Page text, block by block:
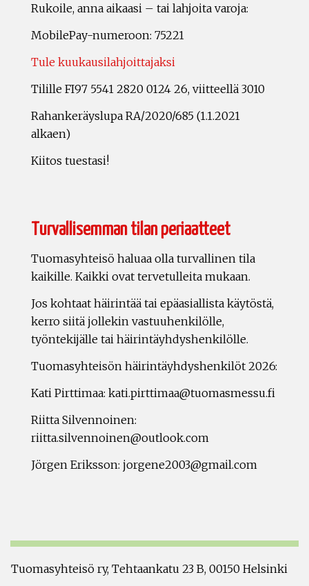
Rukoile, anna aikaasi – tai lahjoita varoja:
MobilePay-numeroon: 75221
Tule kuukausilahjoittajaksi
Tilille FI97 5541 2820 0124 26, viitteellä 3010
Rahankeräyslupa RA/2020/685 (1.1.2021
alkaen)
Kiitos tuestasi!
Turvallisemman tilan periaatteet
Tuomasyhteisö haluaa olla turvallinen tila
kaikille. Kaikki ovat tervetulleita mukaan.
Jos kohtaat häirintää tai epäasiallista käytöstä,
kerro siitä jollekin vastuuhenkilölle,
työntekijälle tai häirintäyhdyshenkilölle.
Tuomasyhteisön häirintäyhdyshenkilöt 2026:
Kati Pirttimaa: kati.pirttimaa@tuomasmessu.fi
Riitta Silvennoinen:
riitta.silvennoinen@outlook.com
Jörgen Eriksson: jorgene2003@gmail.com
Tuomasyhteisö ry, Tehtaankatu 23 B, 00150 Helsinki